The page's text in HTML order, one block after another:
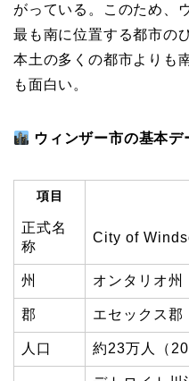
がっている。このため、
最も南に位置する都市の
本土の多くの都市よりも
も面白い。
ウィンザー市の基本デ
項目
正式名
称
City of
州 オンタリオ州
郡 エセックス郡
人口 約23万人（